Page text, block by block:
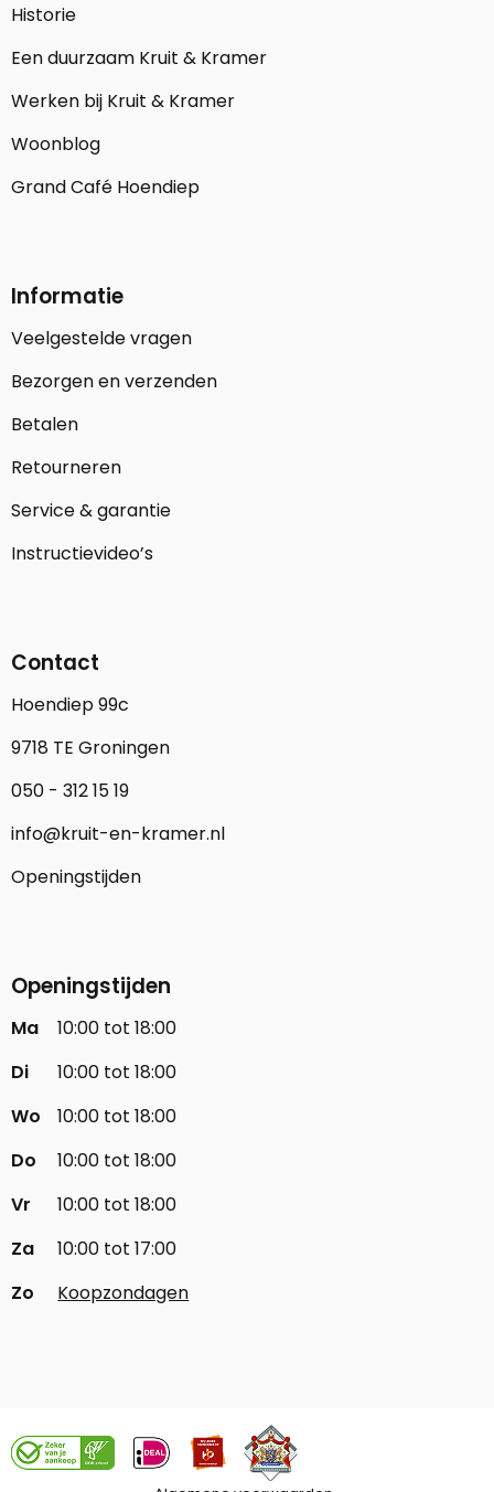
Historie
Een duurzaam Kruit & Kramer
Werken bij Kruit & Kramer
Woonblog
Grand Café Hoendiep
Informatie
Veelgestelde vragen
Bezorgen en verzenden
Betalen
Retourneren
Service & garantie
Instructievideo’s
Contact
Hoendiep 99c
9718 TE Groningen
050 - 312 15 19
info@kruit-en-kramer.nl
Openingstijden
Openingstijden
Ma
10:00 tot 18:00
Di
10:00 tot 18:00
Wo
10:00 tot 18:00
Do
10:00 tot 18:00
Vr
10:00 tot 18:00
Za
10:00 tot 17:00
Zo
Koopzondagen